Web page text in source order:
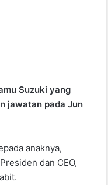
Suzuki yang
jawatan pada Jun
anaknya,
dan CEO,